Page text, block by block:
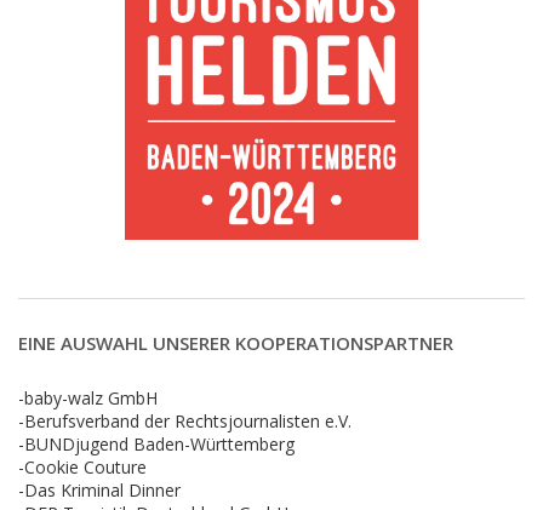
EINE AUSWAHL UNSERER KOOPERATIONSPARTNER
-baby-walz GmbH
-Berufsverband der Rechtsjournalisten e.V.
-BUNDjugend Baden-Württemberg
-Cookie Couture
-Das Kriminal Dinner